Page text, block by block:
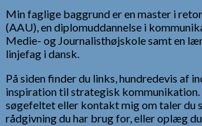
Min faglige baggrund er en master i
(AAU), en diplomuddannelse i
Medie- og Journalisthøjskole samt en
linjefag i dansk.
På siden finder du links, hundredevis af
inspiration til strategisk
søgefeltet eller kontakt mig om taler du
rådgivning du har brug for, eller oplæg